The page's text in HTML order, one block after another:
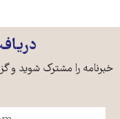
خبرنامه را مشترک شوید و